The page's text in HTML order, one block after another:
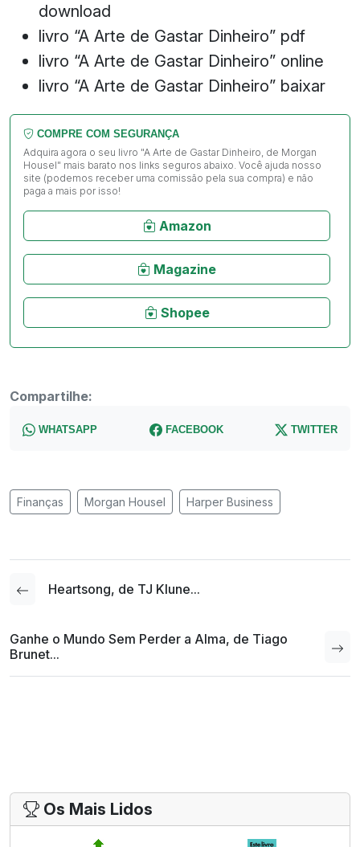
download
livro “A Arte de Gastar Dinheiro” pdf
livro “A Arte de Gastar Dinheiro” online
livro “A Arte de Gastar Dinheiro” baixar
COMPRE COM SEGURANÇA
Adquira agora o seu livro "A Arte de Gastar Dinheiro, de Morgan
Housel" mais barato nos links seguros abaixo. Você ajuda nosso
site (podemos receber uma comissão pela sua compra) e não
paga a mais por isso!
Amazon
Magazine
Shopee
Compartilhe:
WHATSAPP FACEBOOK TWITTER
Finanças Morgan Housel Harper Business
Heartsong, de TJ Klune...
Ganhe o Mundo Sem Perder a Alma, de Tiago
Brunet...
Os Mais Lidos